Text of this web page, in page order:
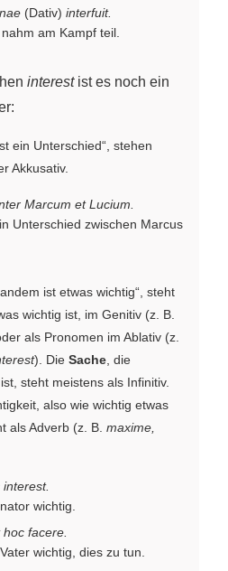
(Dativ) interfuit.
am Kampf teil.
interestist es noch ein
ein Unterschied“, stehen
Akkusativ.
Marcum et Lucium.
Unterschied zwischen Marcus
ist etwas wichtig“, steht
wichtig ist, im Genitiv (z. B.
als Pronomen im Ablativ (z.
). Die Sache , die
steht meistens als Infinitiv.
also wie wichtig etwas
als Adverb (z. B. maxime,
wichtig.
facere.
wichtig, dies zu tun.